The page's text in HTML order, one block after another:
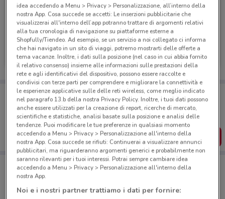
UniCredit
Scade il 31/08 588 m
Porta DoveConviene sempre con te!
Puoi trovare le migliori offerte dei negozi vicino a te,
salvarle e creare la tua lista del risparmio, comodamente
dal tuo cellulare.
SCARICA L’APP
Negozi UniCredit a Roma
idea accedendo a Menu > Privacy > Personalizzazione, all’interno della
nostra App. Cosa succede se accetti: Le inserzioni pubblicitarie che
visualizzerai all'interno dell’app potranno trattare di argomenti relativi
alla tua cronologia di navigazione su piattaforme esterne a
Shopfully/Tiendeo. Ad esempio, se un servizio a noi collegato ci informa
che hai navigato in un sito di viaggi, potremo mostrarti delle offerte a
tema vacanze. Inoltre, i dati sulla posizione (nel caso in cui abbia fornito
il relativo consenso) insieme alle informazioni sulle prestazioni della
rete e agli identificativi del dispositivo, possono essere raccolte e
condivisi con terze parti per comprendere e migliorare la connettività e
le esperienze applicative sulle delle reti wireless, come meglio indicato
nel paragrafo 13.b della nostra Privacy Policy. Inoltre, i tuoi dati possono
anche essere utilizzati per la creazione di report, ricerche di mercato,
scientifiche e statistiche, analisi basate sulla posizione e analisi delle
tendenze. Puoi modificare le tue preferenze in qualsiasi momento
accedendo a Menu > Privacy > Personalizzazione all'interno della
nostra App. Cosa succede se rifiuti: Continuerai a visualizzare annunci
pubblicitari, ma riguarderanno argomenti generici e probabilmente non
saranno rilevanti per i tuoi interessi. Potrai sempre cambiare idea
accedendo a Menu > Privacy > Personalizzazione all'interno della
nostra App.
Noi e i nostri partner trattiamo i dati per fornire: